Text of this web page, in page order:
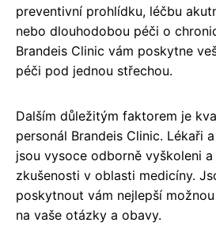
preventivní prohlídku, léčbu
nebo dlouhodobou péči o
Brandeis Clinic vám poskytne
péči pod jednou střechou.
Dalším důležitým faktorem je
personál Brandeis Clinic. Lékaři
jsou vysoce odborně vyškoleni
zkušenosti v oblasti medicíny.
poskytnout vám nejlepší
na vaše otázky a obavy.